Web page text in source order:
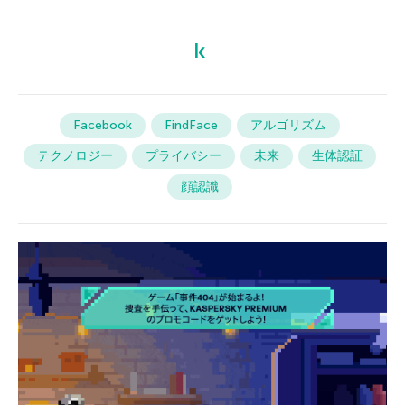
Facebook FindFace
アルゴリズム
テクノロジー
プライバシー 未来
生体認証
顔認識